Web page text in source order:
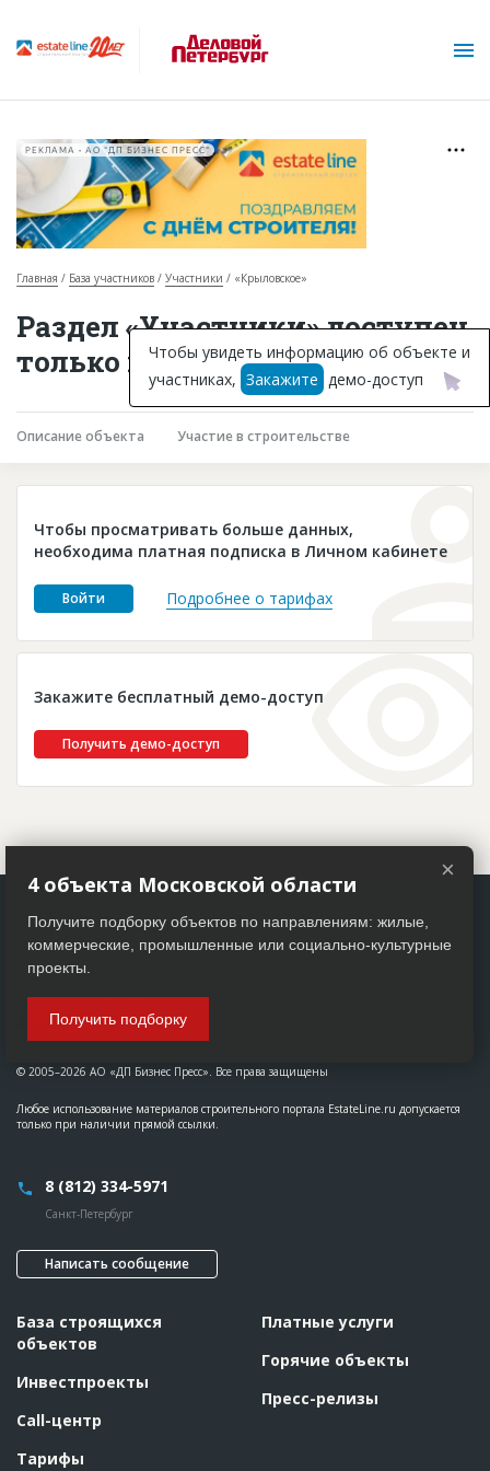
Горячие объекты
База строящихся объектов
Инвестпроекты
Глоссарий
Платные услуги
Пресс-релизы
РЕКЛАМА • АО "ДП БИЗНЕС ПРЕСС"
Главная База участников Участники «Крыловское»
Раздел «Участники» доступен
только подписчикам
Описание объекта Участие в строительстве
Чтобы просматривать больше данных,
необходима платная подписка в Личном кабинете
Войти Подробнее о тарифах
Закажите бесплатный демо-доступ
Получить демо-доступ
Чтобы увидеть информацию об объекте и
участниках, Закажите демо-доступ
© 2005–2026 АО «ДП Бизнес Пресс». Все права защищены
Любое использование материалов строительного портала EstateLine.ru допускается
только при наличии прямой ссылки.
8 (812) 334-5971
Санкт-Петербург
Написать сообщение
База строящихся
объектов
Инвестпроекты
Call-центр
Тарифы
Платные услуги
Горячие объекты
Пресс-релизы
×
4 объекта Московской области
Получите подборку объектов по направлениям: жилые,
коммерческие, промышленные или социально-культурные
проекты.
Получить подборку